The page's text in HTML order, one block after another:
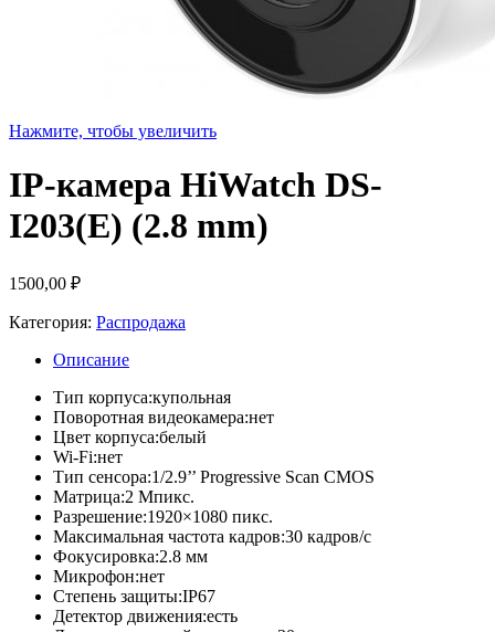
Нажмите, чтобы увеличить
IP-камера HiWatch DS-
I203(E) (2.8 mm)
1500,00 ₽
Категория: Распродажа
Описание
Тип корпуса:купольная
Поворотная видеокамера:нет
Цвет корпуса:белый
Wi-Fi:нет
Тип сенсора:1/2.9’’ Progressive Scan CMOS
Матрица:2 Мпикс.
Разрешение:1920×1080 пикс.
Максимальная частота кадров:30 кадров/с
Фокусировка:2.8 мм
Микрофон:нет
Степень защиты:IP67
Детектор движения:есть